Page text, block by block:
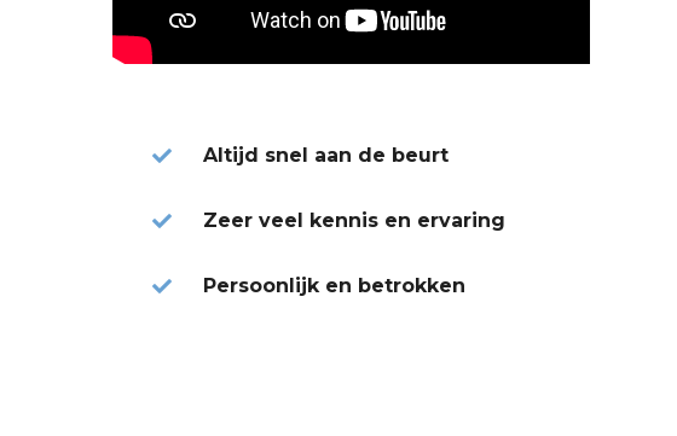
Altijd snel aan de beurt
Zeer veel kennis en ervaring
Persoonlijk en betrokken